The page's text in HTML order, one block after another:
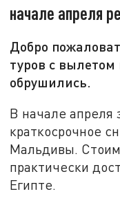
начале апреля
Добро
туров с вылетом
обрушились.
В начале апреля
краткосрочное
Мальдивы.
практически
Египте.